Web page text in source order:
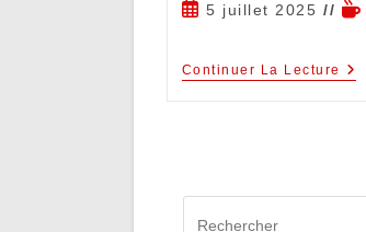
5 juillet 2025
Continuer La Lecture